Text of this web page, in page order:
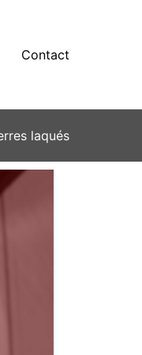
Contact
laqués